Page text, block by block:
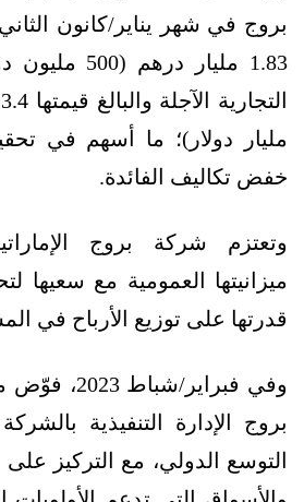
1.83 مليار
مليار دولار)؛ ما أسهم في
خفض تكاليف الفائدة.
وتعتزم شركة بروج
ميزانيتها العمومية مع سعيها
قدرتها على توزيع الأرباح في
وفي فبراير/
بروج الإدارة التنفيذية
التوسع الدولي، مع التركيز